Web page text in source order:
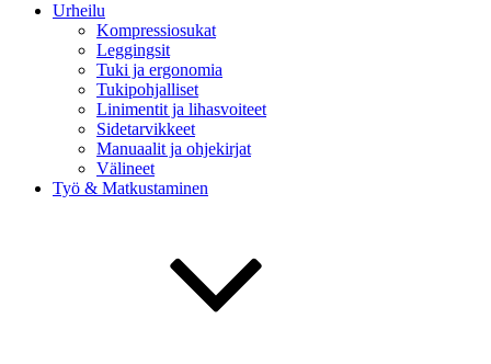
Urheilu
Kompressiosukat
Leggingsit
Tuki ja ergonomia
Tukipohjalliset
Linimentit ja lihasvoiteet
Sidetarvikkeet
Manuaalit ja ohjekirjat
Välineet
Työ & Matkustaminen